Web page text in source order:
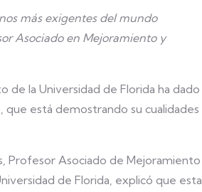
más exigentes del mundo
Asociado en Mejoramiento y
la Universidad de Florida ha dado
está demostrando su cualidades
Profesor Asociado de Mejoramiento
de Florida, explicó que esta